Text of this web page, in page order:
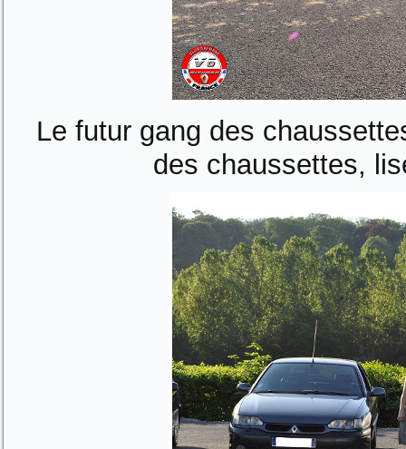
Le futur gang des
des chaussettes,